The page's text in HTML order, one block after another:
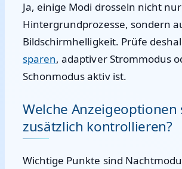
Ja, einige Modi drosseln nicht nur
Hintergrundprozesse, sondern
Bildschirmhelligkeit. Prüfe
sparen, adaptiver Strommodus
Schonmodus aktiv ist.
Welche Anzeigeoptionen
zusätzlich kontrollieren?
Wichtige Punkte sind